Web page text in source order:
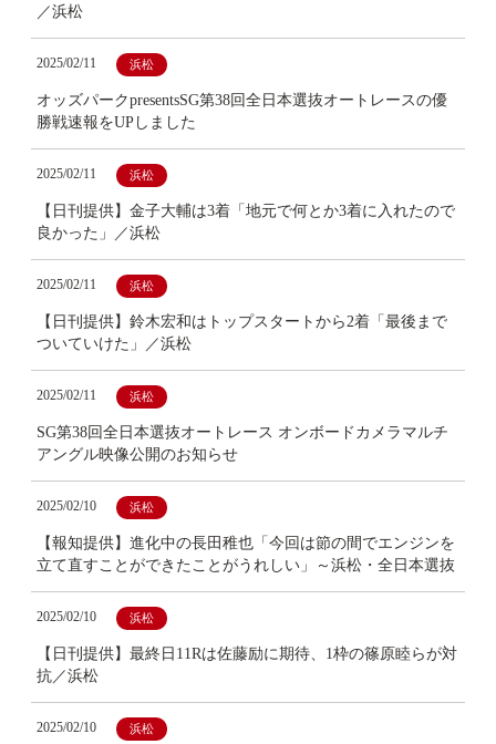
／浜松
2025/02/11 浜松
オッズパークpresentsSG第38回全日本選抜オートレースの優
勝戦速報をUPしました
2025/02/11 浜松
【日刊提供】金子大輔は3着「地元で何とか3着に入れたので
良かった」／浜松
2025/02/11 浜松
【日刊提供】鈴木宏和はトップスタートから2着「最後まで
ついていけた」／浜松
2025/02/11 浜松
SG第38回全日本選抜オートレース オンボードカメラマルチ
アングル映像公開のお知らせ
2025/02/10 浜松
【報知提供】進化中の長田稚也「今回は節の間でエンジンを
立て直すことができたことがうれしい」～浜松・全日本選抜
2025/02/10 浜松
【日刊提供】最終日11Rは佐藤励に期待、1枠の篠原睦らが対
抗／浜松
2025/02/10 浜松